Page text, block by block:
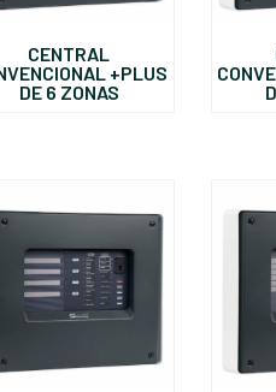
CENTRAL
+PLUS
DE 6 ZONAS